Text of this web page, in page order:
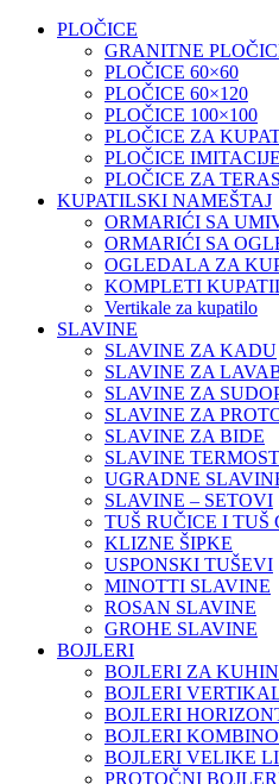
PLOČICE
GRANITNE
PLOČICE 60×60
PLOČICE 60×120
PLOČICE 100×100
PLOČICE ZA
PLOČICE
PLOČICE ZA
KUPATILSKI NAMEŠTAJ
ORMARIĆI SA
ORMARIĆI SA
OGLEDALA ZA
KOMPLETI
Vertikale za kupatilo
SLAVINE
SLAVINE ZA KADU
SLAVINE ZA
SLAVINE ZA
SLAVINE ZA
SLAVINE ZA BIDE
SLAVINE
UGRADNE
SLAVINE – SETOVI
TUŠ RUČICE I TUŠ
KLIZNE ŠIPKE
USPONSKI TUŠEVI
MINOTTI SLAVINE
ROSAN SLAVINE
GROHE SLAVINE
BOJLERI
BOJLERI ZA
BOJLERI
BOJLERI
BOJLERI
BOJLERI VELIKE
PROTOČNI